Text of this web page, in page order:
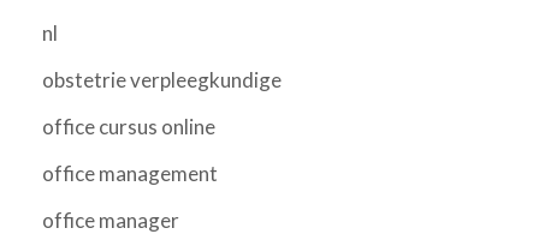
nl
obstetrie verpleegkundige
office cursus online
office management
office manager